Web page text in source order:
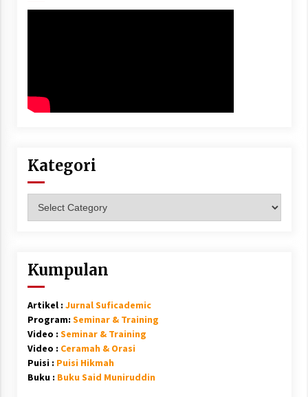
Kategori
Kumpulan
Artikel : Jurnal Suficademic
Program: Seminar & Training
Video : Seminar & Training
Video : Ceramah & Orasi
Puisi : Puisi Hikmah
Buku : Buku Said Muniruddin